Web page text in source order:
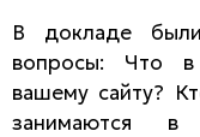
В докладе
вопросы: Что в
вашему сайту?
занимаются в